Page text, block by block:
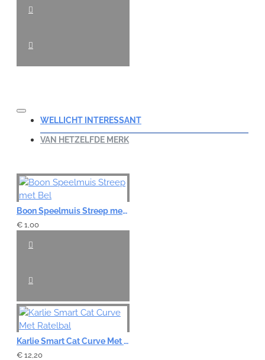
WELLICHT INTERESSANT
VAN HETZELFDE MERK
Boon Speelmuis Streep met Bel
€ 1,00
Karlie Smart Cat Curve Met Ratelbal
€ 12,20